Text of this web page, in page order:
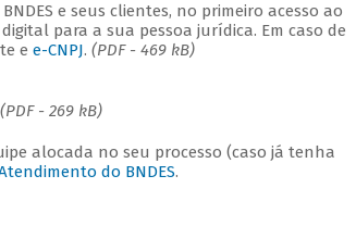
e seus clientes, no primeiro acesso ao
para a sua pessoa jurídica. Em caso de
e e-CNPJ. (PDF - 469 kB)
(PDF - 269 kB)
alocada no seu processo (caso já tenha
do BNDES.